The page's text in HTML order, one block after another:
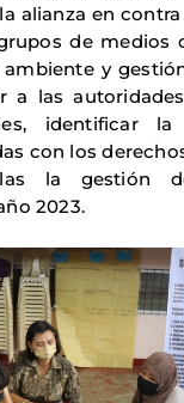
alianza en
de medios
y
a las
identificar
con los
la gestión
2023.